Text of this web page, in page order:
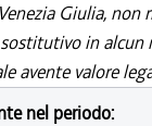
Giulia, non
in alcun
avente valore
nel periodo: